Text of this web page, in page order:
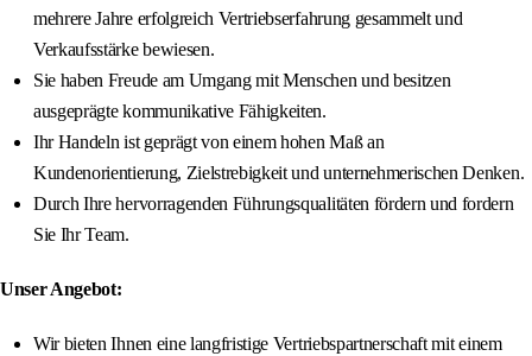
mehrere Jahre erfolgreich Vertriebserfahrung gesammelt und
Verkaufsstärke bewiesen.
Sie haben Freude am Umgang mit Menschen und besitzen
ausgeprägte kommunikative Fähigkeiten.
Ihr Handeln ist geprägt von einem hohen Maß an
Kundenorientierung, Zielstrebigkeit und unternehmerischen Denken.
Durch Ihre hervorragenden Führungsqualitäten fördern und fordern
Sie Ihr Team.
Unser Angebot:
Wir bieten Ihnen eine langfristige Vertriebspartnerschaft mit einem